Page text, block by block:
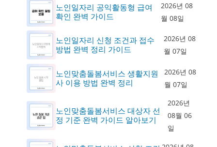
노인일자리 공익활동형 급여
확인 완벽 가이드
2026년 08
월 08일
노인일자리 신청 조건과 접수
방법 완벽 정리 가이드
2026년 08
월 07일
노인맞춤돌봄서비스 생활지원
사 이용 방법 완벽 정리
2026년 08
월 07일
노인맞춤돌봄서비스 대상자 선
정 기준 완벽 가이드 알아보기
2026년
08월 06
일